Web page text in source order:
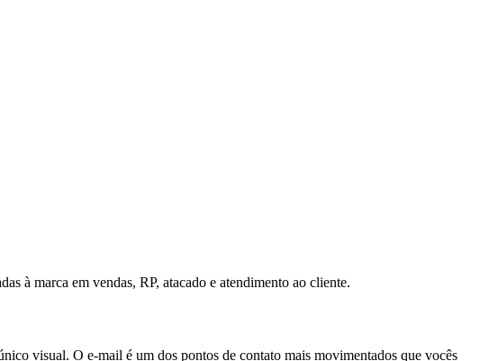
à marca em vendas, RP, atacado e atendimento ao cliente.
visual. O e-mail é um dos pontos de contato mais movimentados que vocês